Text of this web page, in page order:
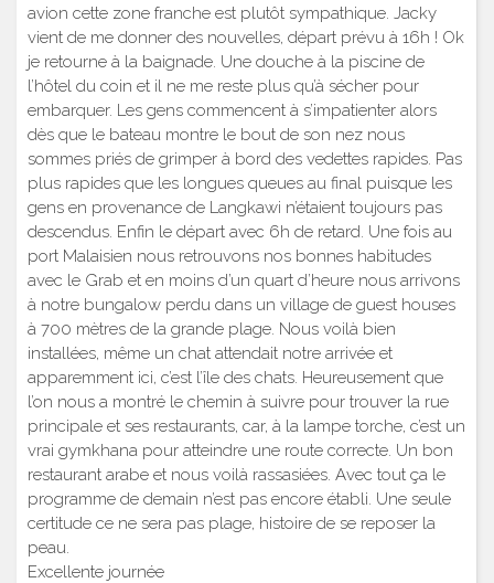
avion cette zone franche est plutôt sympathique. Jacky
vient de me donner des nouvelles, départ prévu à 16h ! Ok
je retourne à la baignade. Une douche à la piscine de
l’hôtel du coin et il ne me reste plus qu’à sécher pour
embarquer. Les gens commencent à s’impatienter alors
dès que le bateau montre le bout de son nez nous
sommes priés de grimper à bord des vedettes rapides. Pas
plus rapides que les longues queues au final puisque les
gens en provenance de Langkawi n’étaient toujours pas
descendus. Enfin le départ avec 6h de retard. Une fois au
port Malaisien nous retrouvons nos bonnes habitudes
avec le Grab et en moins d’un quart d’heure nous arrivons
à notre bungalow perdu dans un village de guest houses
à 700 mètres de la grande plage. Nous voilà bien
installées, même un chat attendait notre arrivée et
apparemment ici, c’est l’île des chats. Heureusement que
l’on nous a montré le chemin à suivre pour trouver la rue
principale et ses restaurants, car, à la lampe torche, c’est un
vrai gymkhana pour atteindre une route correcte. Un bon
restaurant arabe et nous voilà rassasiées. Avec tout ça le
programme de demain n’est pas encore établi. Une seule
certitude ce ne sera pas plage, histoire de se reposer la
peau.
Excellente journée